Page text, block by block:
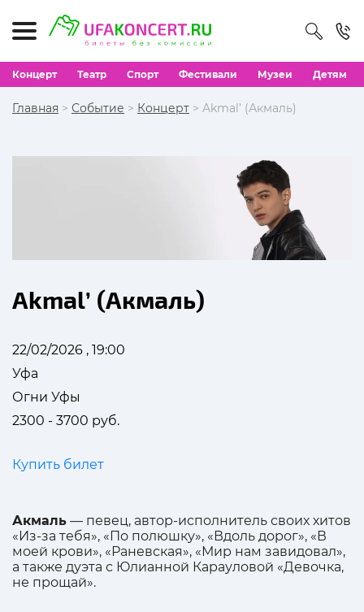
Концерт Театр Спорт Фестивали Музеи Детям
Главная > Событие > Концерт > Akmal’ (Акмаль)
Akmal’ (Акмаль)
22/02/2026 , 19:00
Уфа
Огни Уфы
2300 - 3700 руб.
Купить билет
Акмаль — певец, автор-исполнитель своих хитов
«Из-за тебя», «По полюшку», «Вдоль дорог», «В
моей крови», «Раневская», «Мир нам завидовал»,
а также дуэта с Юлианной Карауловой «Девочка,
не прощай».